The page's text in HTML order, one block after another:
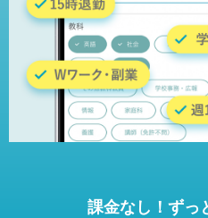
課金なし！ずっ